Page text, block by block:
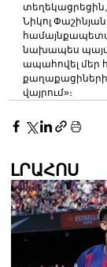
Նիկոլ
նախապես
ապահովել մեր
վայրում»։
ԼՐԱՀՈՍ